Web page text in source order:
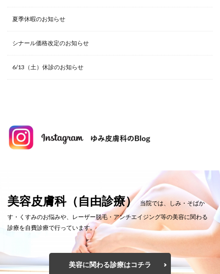
夏季休暇のお知らせ
シナール価格改定のお知らせ
6/13（土）休診のお知らせ
美容皮膚科（自由診療） 当院では、しみ・そばか
す・くすみのお悩みや、レーザー脱毛・アンチエイジング等の美容に関わる
診療を自費診療で行っています。
美容に関わる診療はコチラ